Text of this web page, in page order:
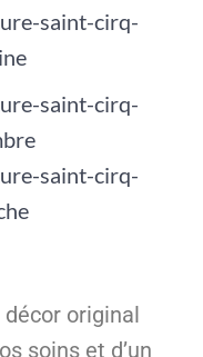
décor original
soins et d’un